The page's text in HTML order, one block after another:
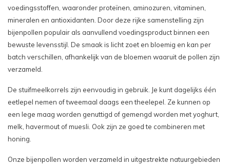
voedingsstoffen, waaronder proteïnen, aminozuren, vitaminen,
mineralen en antioxidanten. Door deze rijke samenstelling zijn
bijenpollen populair als aanvullend voedingsproduct binnen een
bewuste levensstijl. De smaak is licht zoet en bloemig en kan per
batch verschillen, afhankelijk van de bloemen waaruit de pollen zijn
verzameld.
De stuifmeelkorrels zijn eenvoudig in gebruik. Je kunt dagelijks één
eetlepel nemen of tweemaal daags een theelepel. Ze kunnen op
een lege maag worden genuttigd of gemengd worden met yoghurt,
melk, havermout of muesli. Ook zijn ze goed te combineren met
honing.
Onze bijenpollen worden verzameld in uitgestrekte natuurgebieden